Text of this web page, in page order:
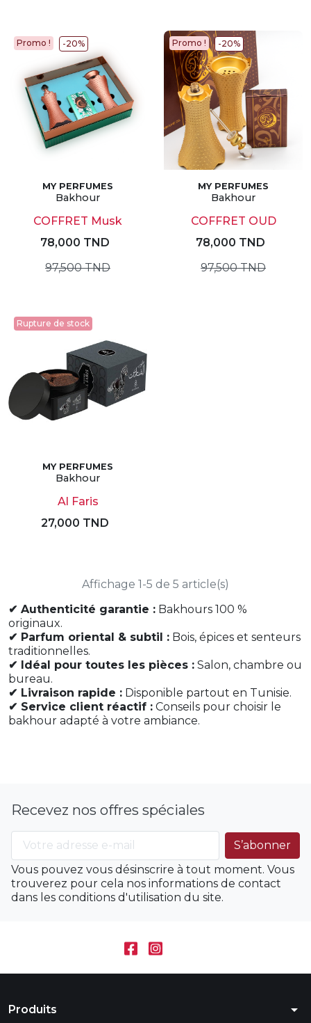
Promo ! -20%
MY PERFUMES
Bakhour
COFFRET Musk
78,000 TND
97,500 TND
Promo ! -20%
MY PERFUMES
Bakhour
COFFRET OUD
78,000 TND
97,500 TND
Rupture de stock
MY PERFUMES
Bakhour
Al Faris
27,000 TND
Affichage 1-5 de 5 article(s)
✔ Authenticité garantie : Bakhours 100 %
originaux.
✔ Parfum oriental & subtil : Bois, épices et senteurs
traditionnelles.
✔ Idéal pour toutes les pièces : Salon, chambre ou
bureau.
✔ Livraison rapide : Disponible partout en Tunisie.
✔ Service client réactif : Conseils pour choisir le
bakhour adapté à votre ambiance.
Recevez nos offres spéciales
Vous pouvez vous désinscrire à tout moment. Vous
trouverez pour cela nos informations de contact
dans les conditions d'utilisation du site.
Produits arrow_drop_down